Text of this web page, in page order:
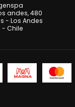
andes, 480
- Los Andes
Chile